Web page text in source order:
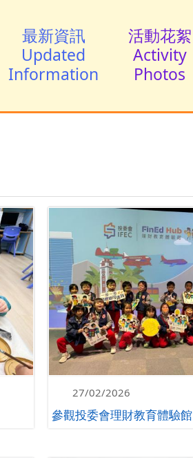
最新資訊
Updated
Information
活動花絮
Activity
Photos
27/02/2026
參觀投委會理財教育體驗館